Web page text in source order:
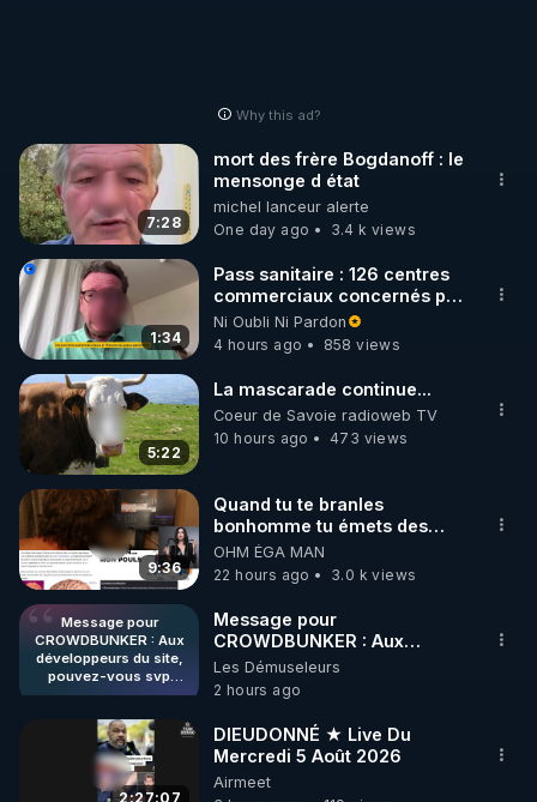
🌱 INSTAGRAM
https://www.instagram.com/rdlr_thierrycasasnovas/
http://rgnr.li/instagram
🌱 LA NEWSLETTER
Pour ne pas rater l’actualité RGNR (stages,
http://rgnr.li/news
🌱 VIDÉOS NON CENSURÉES SUR ODYSEE
Toutes les vidéos Youtube sont aussi sur la
http://rgnr.li/odysee
🌱 LES STAGES EN PRÉSENTIEL
http://rgnr.li/stages
_________
LES CODES PROMO DES PARTENAIRES
Why this ad?
7:28
mort des frère Bogdanoff : le
mensonge d état
michel lanceur alerte
One day ago
3.4 k views
1:34
Pass sanitaire : 126 centres
commerciaux concernés par
l'obligation dans toute la
France
Ni Oubli Ni Pardon
4 hours ago
858 views
5:22
La mascarade continue...
Coeur de Savoie radioweb TV
10 hours ago
473 views
9:36
Quand tu te branles
bonhomme tu émets des
ondes ils ont juste omis de
t'expliquer
OHM ÉGA MAN
22 hours ago
3.0 k views
Message pour
CROWDBUNKER : Aux
développeurs du site,
pouvez-vous svp
remettre la
"Les plus récents" car
c'est une
fonctionnalité bien
pratique et sans ça,
Message pour
CROWDBUNKER : Aux
développeurs du site,
pouvez-vous svp remettre la
fonctionnalité de tri par "Les
plus récents" car c'est une
fonctionnalité bien pratique
envie de perdre du temps à
Les Démuseleurs
2 hours ago
2:27:07
DIEUDONNÉ ★ Live Du
Mercredi 5 Août 2026
Airmeet